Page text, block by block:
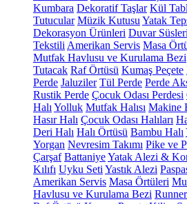
Kumbara Dekoratif Taşlar Kül
Tutucular Müzik Kutusu Yatak
Dekorasyon Ürünleri Duvar Süsleri
Tekstili Amerikan Servis Masa
Mutfak Havlusu ve Kurulama Bezi
Tutacak Raf Örtüsü Kumaş Peçete
Perde Jaluziler Tül Perde Perde
Rustik Perde Çocuk Odası Perdesi
Halı Yolluk Mutfak Halısı Makine
Hasır Halı Çocuk Odası Halıları
Deri Halı Halı Örtüsü Bambu Halı
Yorgan Nevresim Takımı Pike ve
Çarşaf BattaniyeYatak Alezi &
Kılıfı Uyku Seti Yastık Alezi
Amerikan Servis Masa Örtüleri
Havlusu ve Kurulama Bezi Runner